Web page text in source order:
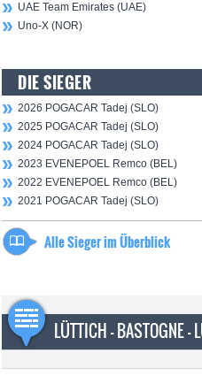
UAE Team Emirates (UAE)
Uno-X (NOR)
DIE SIEGER
2026 POGACAR Tadej (SLO)
2025 POGACAR Tadej (SLO)
2024 POGACAR Tadej (SLO)
2023 EVENEPOEL Remco (BEL)
2022 EVENEPOEL Remco (BEL)
2021 POGACAR Tadej (SLO)
Alle Sieger im Überblick
LÜTTICH - BASTOGNE -